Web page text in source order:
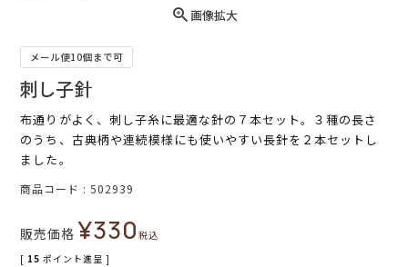
画像拡大
メール便10個まで可
刺し子針
布通りがよく、刺し子糸に最適な針の７本セット。３種の長さ
のうち、古典柄や連続模様にも使いやすい長針を２本セットし
ました。
商品コード 502939
販売価格 ¥330税込
[ 15 ポイント進呈 ]